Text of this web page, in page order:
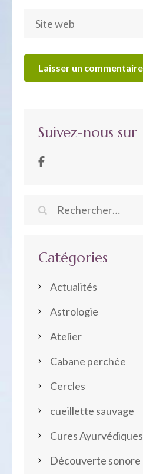
Suivez-nous sur
Rechercher :
Catégories
Actualités
Astrologie
Atelier
Cabane perchée
Cercles
cueillette sauvage
Cures Ayurvédiques
Découverte sonore